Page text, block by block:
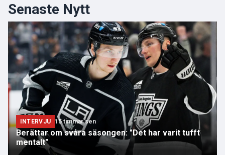
Senaste Nytt
INTERVJU 15 timmar sen
Berättar om svåra säsongen: "Det har varit tufft
mentalt"